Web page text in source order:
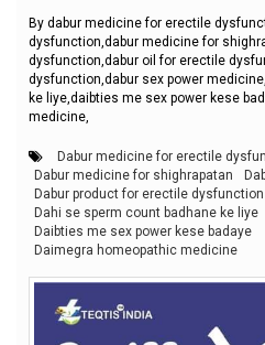
By dabur medicine for erectile
dysfunction,dabur medicine for
dysfunction,dabur oil for erectile
dysfunction,dabur sex power
ke liye,daibties me sex power kese
medicine,
Dabur medicine for erectile
Dabur medicine for shighrapatan
Dabur product for erectile dysfunction
Dahi se sperm count badhane ke liye
Daibties me sex power kese badaye
Daimegra homeopathic medicine